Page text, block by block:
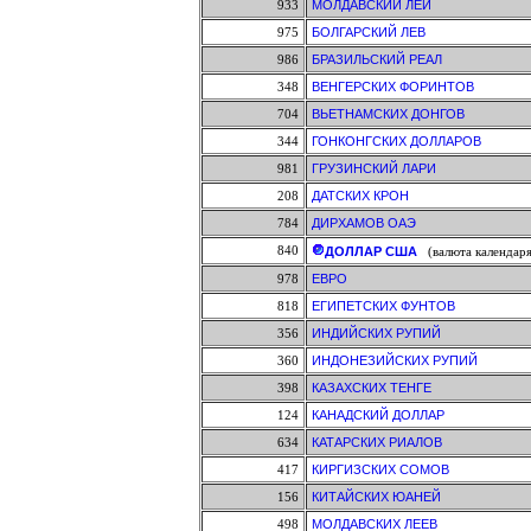
933
МОЛДАВСКИЙ ЛЕЙ
975
БОЛГАРСКИЙ ЛЕВ
986
БРАЗИЛЬСКИЙ РЕАЛ
348
ВЕНГЕРСКИХ ФОРИНТОВ
704
ВЬЕТНАМСКИХ ДОНГОВ
344
ГОНКОНГСКИХ ДОЛЛАРОВ
981
ГРУЗИНСКИЙ ЛАРИ
208
ДАТСКИХ КРОН
784
ДИРХАМОВ ОАЭ
840
ДОЛЛАР США (валюта
978
ЕВРО
818
ЕГИПЕТСКИХ ФУНТОВ
356
ИНДИЙСКИХ РУПИЙ
360
ИНДОНЕЗИЙСКИХ РУПИЙ
398
КАЗАХСКИХ ТЕНГЕ
124
КАНАДСКИЙ ДОЛЛАР
634
КАТАРСКИХ РИАЛОВ
417
КИРГИЗСКИХ СОМОВ
156
КИТАЙСКИХ ЮАНЕЙ
498
МОЛДАВСКИХ ЛЕЕВ